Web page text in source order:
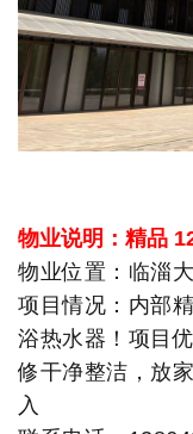
物业说明：精品
物业位置：临淄
项目情况：内部
浴热水器！项目
修干净整洁，放
入